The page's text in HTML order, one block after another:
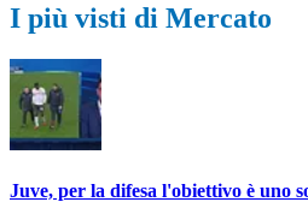
I più visti di Mercato
Juve, per la difesa l'obiettivo è uno